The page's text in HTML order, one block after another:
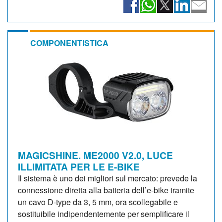
COMPONENTISTICA
MAGICSHINE. ME2000 V2.0, LUCE
ILLIMITATA PER LE E-BIKE
Il sistema è uno dei migliori sul mercato: prevede la
connessione diretta alla batteria dell’e-bike tramite
un cavo D-type da 3, 5 mm, ora scollegabile e
sostituibile indipendentemente per semplificare il